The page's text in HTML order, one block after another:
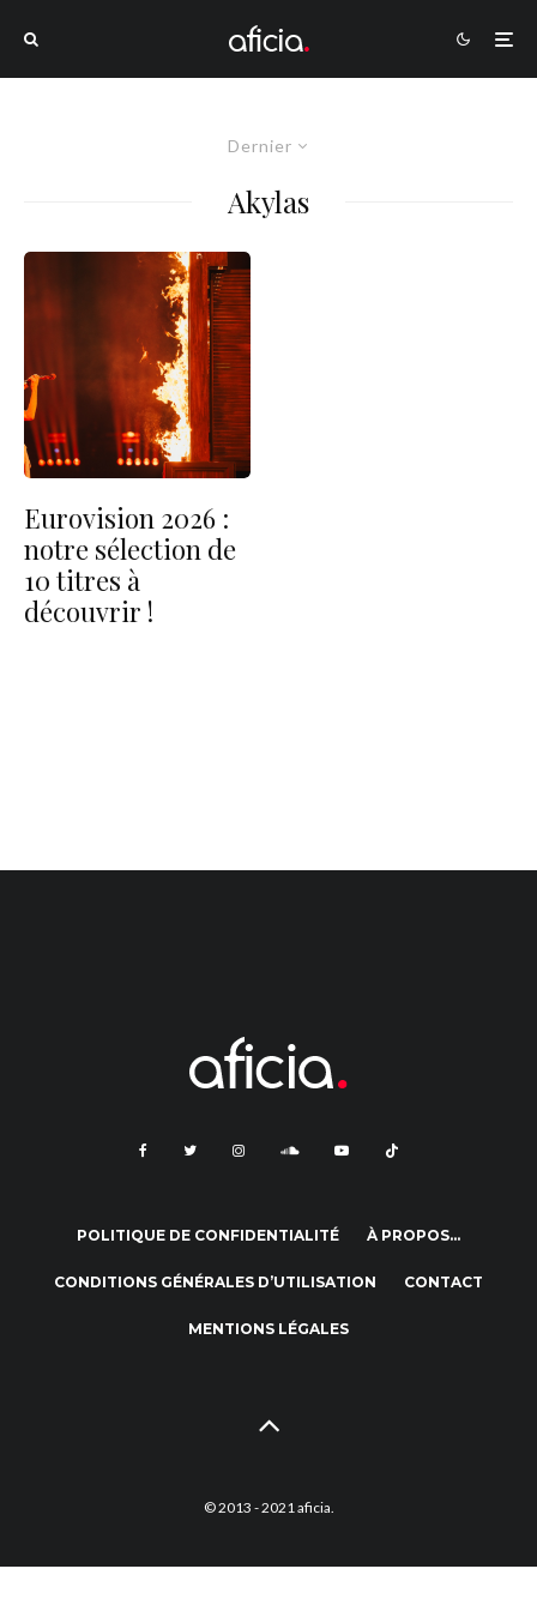
Dernier
Akylas
Eurovision 2026 :
notre sélection de
10 titres à
découvrir !
POLITIQUE DE CONFIDENTIALITÉ À PROPOS…
CONDITIONS GÉNÉRALES D’UTILISATION CONTACT
MENTIONS LÉGALES
© 2013 - 2021 aficia.